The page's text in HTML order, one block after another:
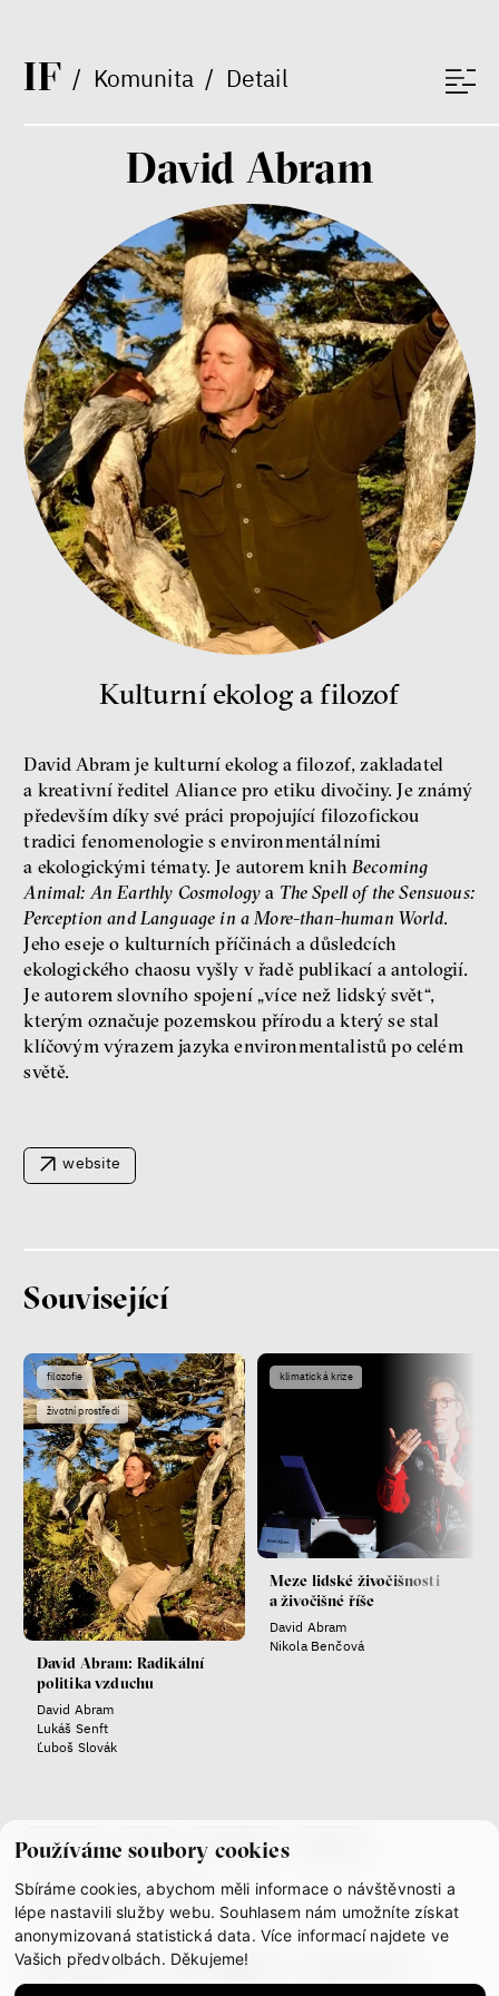
Používáme soubory cookies
Sbíráme cookies, abychom měli informace o návštěvnosti a
lépe nastavili služby webu. Souhlasem nám umožníte získat
anonymizovaná statistická data. Více informací najdete ve
Vašich předvolbách. Děkujeme!
IF/ Komunita/ Detail
peníze
Demokracie v limitech.
Jeffrey Winters o tom, jak
majetek oligarchů určuje
pravidla
Jeffrey A. Winters
Petr Bittner
peníze demokracie
Nová pravidla
Jakub Rákosník
Ondřej Slačálek
Miroslav Palanský
Lucie Trlifajová
Kateřina Smejkalová
Fotogalerie IF 2025
Patricia Churchland
seznamek
Terézia Ferjančeková, Petr
láska technologie
Nová pravidla – o světě
pro jedno procento
Kateřina Smejkalová
Jsem radikál – Kdo je víc?
Jan Charvát
David Abram
Kulturní ekolog a filozof
David Abram je kulturní ekolog a filozof, zakladatel
a kreativní ředitel Aliance pro etiku divočiny. Je známý
především díky své práci propojující filozofickou
tradici fenomenologie s environmentálními
a ekologickými tématy. Je autorem knih Becoming
Animal: An Earthly Cosmology a The Spell of the Sensuous:
Perception and Language in a More-than-human World.
Jeho eseje o kulturních příčinách a důsledcích
ekologického chaosu vyšly v řadě publikací a antologií.
Je autorem slovního spojení „více než lidský svět“,
kterým označuje pozemskou přírodu a který se stal
klíčovým výrazem jazyka environmentalistů po celém
světě.
website
Související
filozofie
životní prostředí
David Abram: Radikální
politika vzduchu
David Abram
Lukáš Senft
Ľuboš Slovák
klimatická krize
Meze lidské živočišnosti
a živočišné říše
David Abram
Nikola Benčová
co je if tým kontakty
partnerství gdpr
facebook instagram